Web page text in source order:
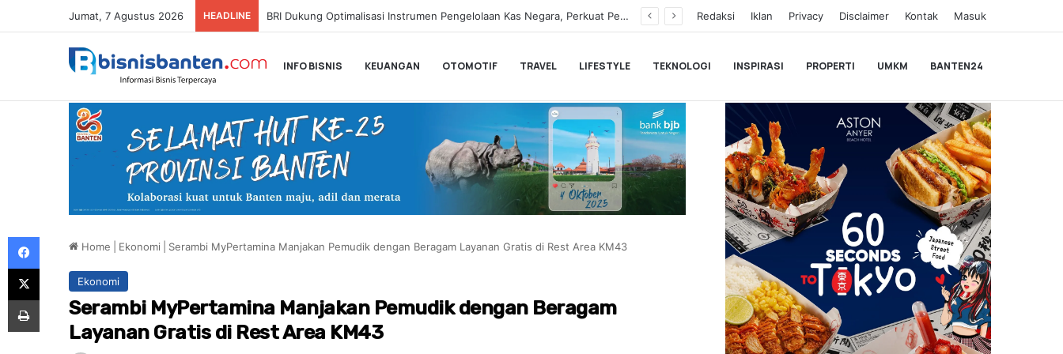
Jumat, 7 Agustus 2026 HEADLINE Hampir Sentuh 70.000 Pengguna, Polytron Optimis Sambut Ajang GIIAS 2026 dengan Respon Positif Redaksi Iklan Privacy Disclaimer Kontak Masuk
INFO BISNIS KEUANGAN OTOMOTIF TRAVEL LIFESTYLE TEKNOLOGI INSPIRASI PROPERTI UMKM BANTEN24
Home Ekonomi Serambi MyPertamina Manjakan Pemudik dengan Beragam Layanan Gratis di Rest Area KM43
Ekonomi
Serambi MyPertamina Manjakan Pemudik dengan Beragam
Layanan Gratis di Rest Area KM43